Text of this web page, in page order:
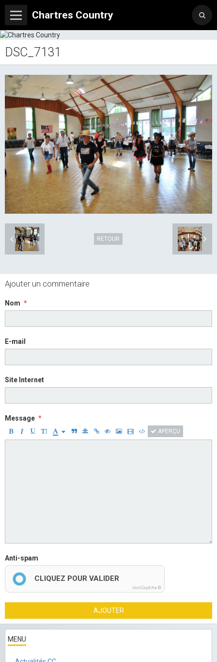
Chartres Country
DSC_7131
RETOUR
Ajouter un commentaire
Nom
E-mail
Site Internet
Message
APERÇU
Anti-spam
CLIQUEZ POUR VALIDER
IconCaptcha ©
AJOUTER
MENU